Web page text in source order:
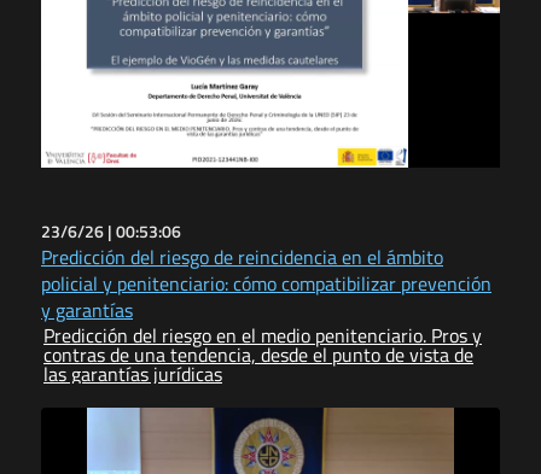
23/6/26 |00:53:06
Predicción del riesgo de reincidencia en el ámbito
policial y penitenciario: cómo compatibilizar prevención
y garantías
Predicción del riesgo en el medio penitenciario. Pros y
contras de una tendencia, desde el punto de vista de
las garantías jurídicas